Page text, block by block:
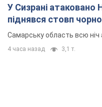
У Сизрані
піднявся стовп
Самарську область всю
4 часа назад 3,1 т.